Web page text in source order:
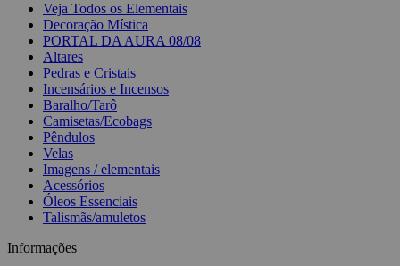
Veja Todos os Elementais
Decoração Mística
PORTAL DA AURA 08/08
Altares
Pedras e Cristais
Incensários e Incensos
Baralho/Tarô
Camisetas/Ecobags
Pêndulos
Velas
Imagens / elementais
Acessórios
Óleos Essenciais
Talismãs/amuletos
Informações